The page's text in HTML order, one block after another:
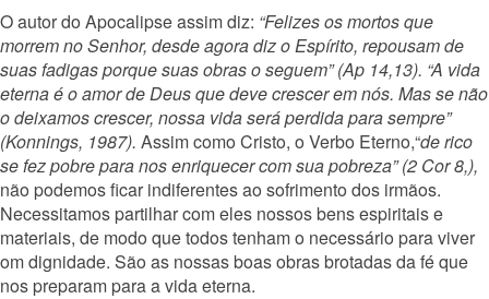
O autor do Apocalipse assim diz: “Felizes os mortos que
morrem no Senhor, desde agora diz o Espírito, repousam de
suas fadigas porque suas obras o seguem” (Ap 14,13). “A vida
eterna é o amor de Deus que deve crescer em nós. Mas se não
o deixamos crescer, nossa vida será perdida para sempre”
(Konnings, 1987). Assim como Cristo, o Verbo Eterno,“de rico
se fez pobre para nos enriquecer com sua pobreza” (2 Cor 8,),
não podemos ficar indiferentes ao sofrimento dos irmãos.
Necessitamos partilhar com eles nossos bens espiritais e
materiais, de modo que todos tenham o necessário para viver
om dignidade. São as nossas boas obras brotadas da fé que
nos preparam para a vida eterna.